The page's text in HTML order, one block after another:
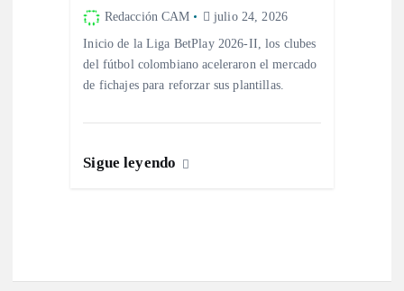
Redacción CAM julio 24, 2026
Inicio de la Liga BetPlay 2026-II, los clubes
del fútbol colombiano aceleraron el mercado
de fichajes para reforzar sus plantillas.
Sigue leyendo